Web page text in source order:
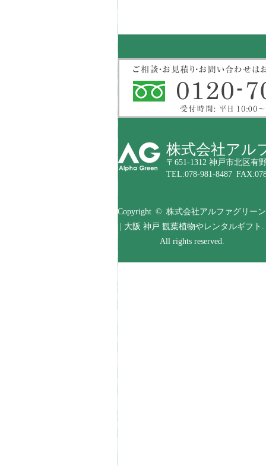
株式会社アル
〒651-1312 神戸市北区有
TEL:078-981-8487
Copyright © 株式会社アルファグリーン
| 大阪 神戸 観葉植物やレンタルギフト.
All rights reserved.